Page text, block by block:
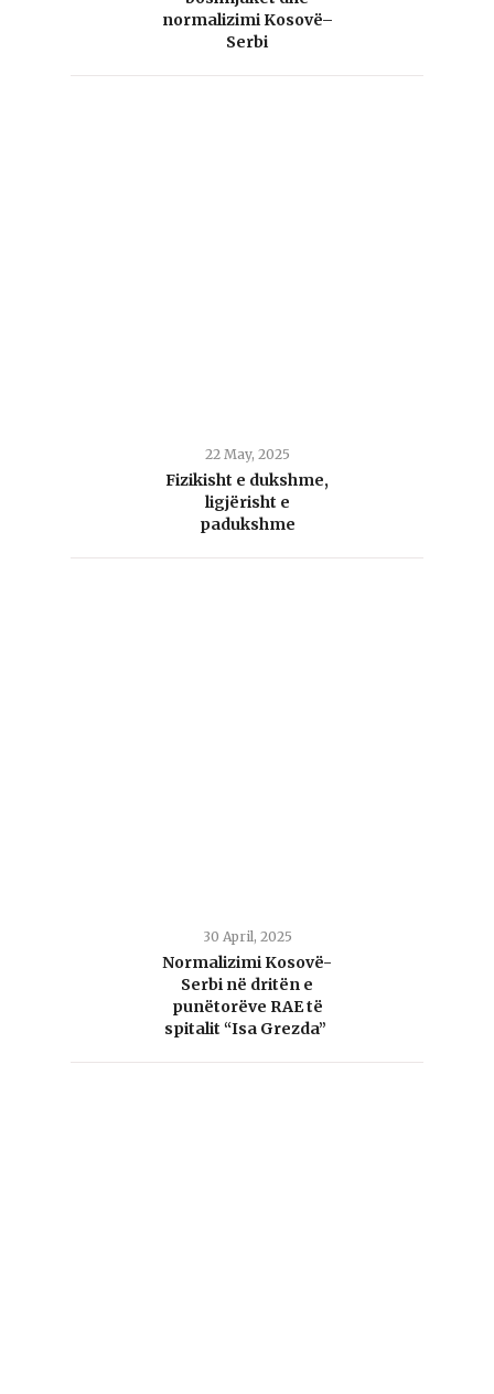
normalizimi Kosovë–
Serbi
22 May, 2025
Fizikisht e dukshme,
ligjërisht e
padukshme
30 April, 2025
Normalizimi Kosovë-
Serbi në dritën e
punëtorëve RAE të
spitalit “Isa Grezda”